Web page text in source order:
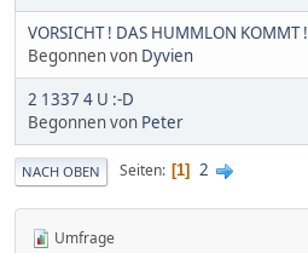
VORSICHT ! DAS HUMMLON KOMMT !
Begonnen von Dyvien
2 1337 4 U :-D
Begonnen von Peter
NACH OBEN Seiten 1 2
Umfrage